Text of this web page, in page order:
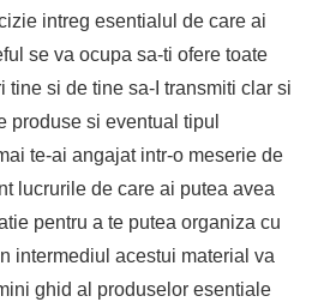
intreg esentialul de care ai
se va ocupa sa-ti ofere toate
tine si de tine sa-I transmiti clar si
produse si eventual tipul
te-ai angajat intr-o meserie de
lucrurile de care ai putea avea
pentru a te putea organiza cu
intermediul acestui material va
ghid al produselor esentiale